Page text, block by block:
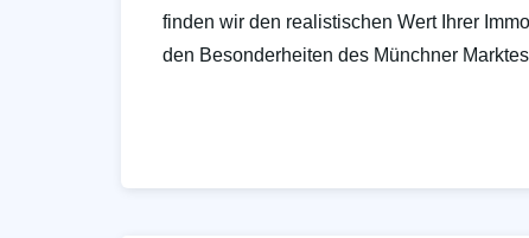
finden wir den realistischen Wert Ihrer
den Besonderheiten des Münchner